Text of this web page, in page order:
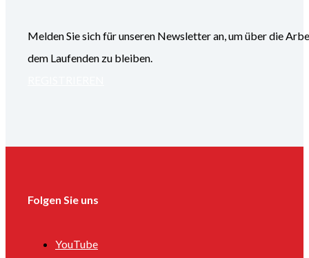
Melden Sie sich für unseren Newsletter an, um über die
dem Laufenden zu bleiben.
Folgen Sie uns
YouTube